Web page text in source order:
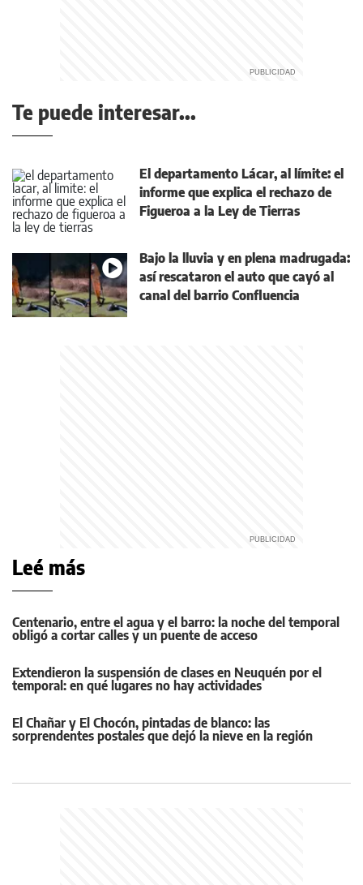
Te puede interesar...
El departamento Lácar, al límite: el
informe que explica el rechazo de
Figueroa a la Ley de Tierras
Bajo la lluvia y en plena madrugada:
así rescataron el auto que cayó al
canal del barrio Confluencia
Leé más
Centenario, entre el agua y el barro: la noche del temporal
obligó a cortar calles y un puente de acceso
Extendieron la suspensión de clases en Neuquén por el
temporal: en qué lugares no hay actividades
El Chañar y El Chocón, pintadas de blanco: las
sorprendentes postales que dejó la nieve en la región